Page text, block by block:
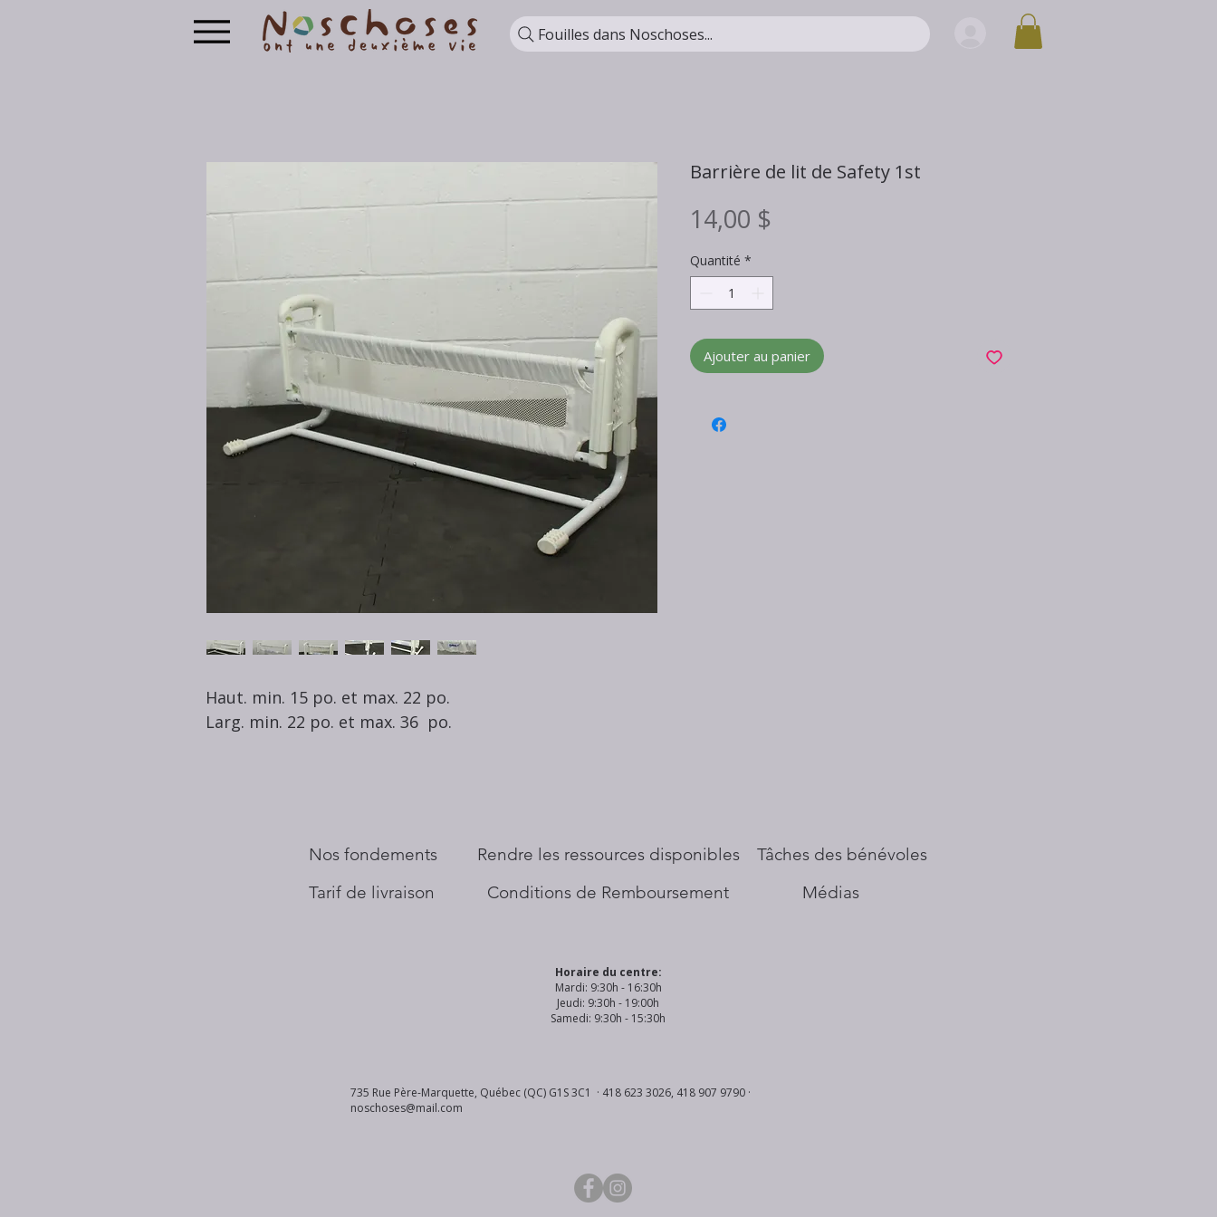
Fouilles dans Noschoses...
Haut. min. 15 po. et max. 22 po.
Larg. min. 22 po. et max. 36 po.
Barrière de lit de Safety 1st
14,00 $
Quantité *
Ajouter au panier
Nos fondements
Tarif de livraison
​Rendre les ressources disponibles
Conditions de Remboursement
Tâches des bénévoles
Médias
Horaire du centre:
Mardi: 9:30h - 16:30h
Jeudi: 9:30h - 19:00h
Samedi: 9:30h - 15:30h
735 Rue Père-Marquette, Québec (QC) G1S 3C1 · 418 623 3026, 418 907 9790 ·
noschoses@mail.com